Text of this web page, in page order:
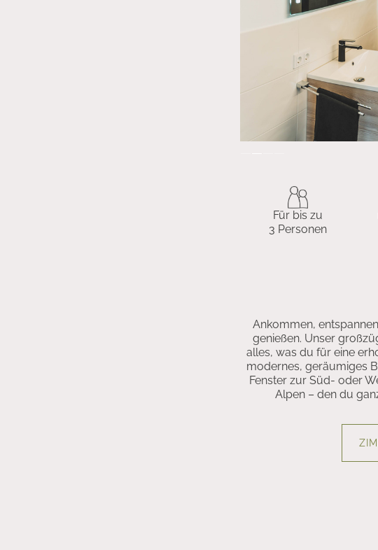
Für bis zu
3 Personen
Ankommen,
genießen. Unser
alles, was du für eine
modernes, geräumiges
Fenster zur Süd- oder
Alpen – den du